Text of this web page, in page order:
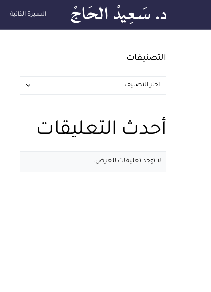
السيرة الذاتية
التصنيفات
أحدث التعليقات
لا توجد تعليقات للعرض.